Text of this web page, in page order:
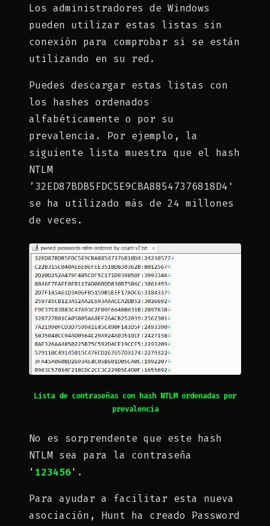
Los administradores de Windows
pueden utilizar estas listas sin
conexión para comprobar si se están
utilizando en su red.
Puedes descargar estas listas con
los hashes ordenados
alfabéticamente o por su
prevalencia. Por ejemplo, la
siguiente lista muestra que el hash
NTLM
’32ED87BDB5FDC5E9CBA88547376818D4′
se ha utilizado más de 24 millones
de veces.
Lista de contraseñas con hash NTLM ordenadas por
prevalencia
No es sorprendente que este hash
NTLM sea para la contraseña
‘ 123456‘.
Para ayudar a facilitar esta nueva
asociación, Hunt ha creado Password